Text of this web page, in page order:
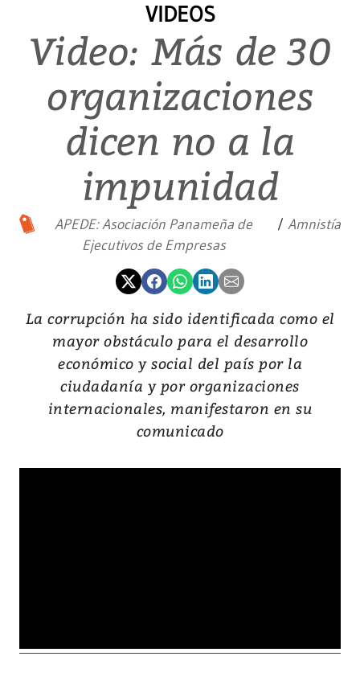
VIDEOS
Video: Más de 30
organizaciones
dicen no a la
impunidad
APEDE: Asociación Panameña de
Ejecutivos de Empresas
Amnistía
La corrupción ha sido identificada como el
mayor obstáculo para el desarrollo
económico y social del país por la
ciudadanía y por organizaciones
internacionales, manifestaron en su
comunicado